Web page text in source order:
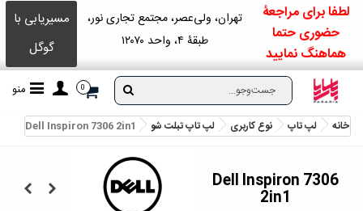
لطفا برای مراجعۀ
حضوری حتما
هماهنگ نمایید
تهران، ولی‌عصر، مجتمع تجاری نور،
طبقۀ ۴، واحد ۱۲۰۷۰
مسیریابی با
گوگل
0 منو
خانه لپ تاپ نوع کاربری لپ تاپ تبلت شو Dell Inspiron 7306 2in1
Dell Inspiron 7306
2in1